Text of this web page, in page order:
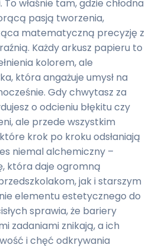
właśnie tam, gdzie chłodna
pasją tworzenia,
matematyczną precyzję z
Każdy arkusz papieru to
kolorem, ale
która angażuje umysł na
Gdy chwytasz za
o odcieniu błękitu czy
ale przede wszystkim
krok po kroku odsłaniają
niemal alchemiczny –
która daje ogromną
jak i starszym
elementu estetycznego do
sprawia, że bariery
zadaniami znikają, a ich
i chęć odkrywania